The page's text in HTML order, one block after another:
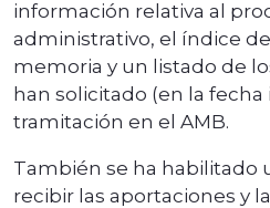
información relativa al
administrativo, el índice
memoria y un listado de
han solicitado (en la fecha
tramitación en el AMB.
También se ha habilitado
recibir las aportaciones y